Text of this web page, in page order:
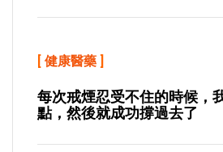
[ 健康醫藥 ]
每次戒煙忍受不住的時候，
點，然後就成功撐過去了